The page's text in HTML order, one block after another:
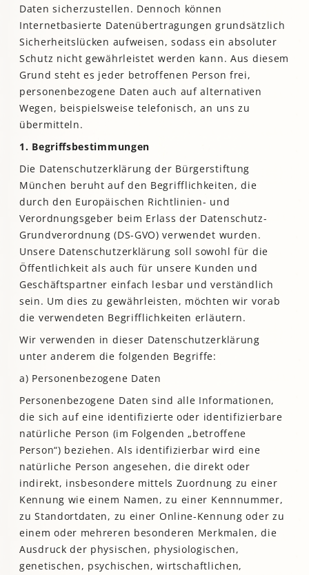
Daten sicherzustellen. Dennoch können
Internetbasierte Datenübertragungen grundsätzlich
Sicherheitslücken aufweisen, sodass ein absoluter
Schutz nicht gewährleistet werden kann. Aus diesem
Grund steht es jeder betroffenen Person frei,
personenbezogene Daten auch auf alternativen
Wegen, beispielsweise telefonisch, an uns zu
übermitteln.
1. Begriffsbestimmungen
Die Datenschutzerklärung der Bürgerstiftung
München beruht auf den Begrifflichkeiten, die
durch den Europäischen Richtlinien- und
Verordnungsgeber beim Erlass der Datenschutz-
Grundverordnung (DS-GVO) verwendet wurden.
Unsere Datenschutzerklärung soll sowohl für die
Öffentlichkeit als auch für unsere Kunden und
Geschäftspartner einfach lesbar und verständlich
sein. Um dies zu gewährleisten, möchten wir vorab
die verwendeten Begrifflichkeiten erläutern.
Wir verwenden in dieser Datenschutzerklärung
unter anderem die folgenden Begriffe:
a) Personenbezogene Daten
Personenbezogene Daten sind alle Informationen,
die sich auf eine identifizierte oder identifizierbare
natürliche Person (im Folgenden „betroffene
Person“) beziehen. Als identifizierbar wird eine
natürliche Person angesehen, die direkt oder
indirekt, insbesondere mittels Zuordnung zu einer
Kennung wie einem Namen, zu einer Kennnummer,
zu Standortdaten, zu einer Online-Kennung oder zu
einem oder mehreren besonderen Merkmalen, die
Ausdruck der physischen, physiologischen,
genetischen, psychischen, wirtschaftlichen,